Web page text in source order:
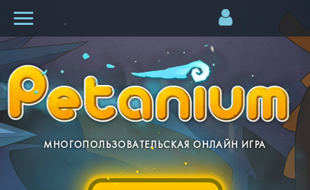
МНОГОПОЛЬЗОВАТЕЛЬСКАЯ ОНЛАЙН ИГРА